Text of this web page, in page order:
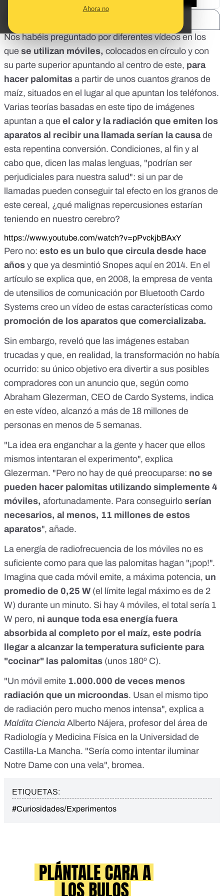
Ahora no
Nos habéis preguntado por diferentes vídeos en los
que se utilizan móviles, colocados en círculo y con
su parte superior apuntando al centro de este, para
hacer palomitas a partir de unos cuantos granos de
maíz, situados en el lugar al que apuntan los teléfonos.
Varias teorías basadas en este tipo de imágenes
apuntan a que el calor y la radiación que emiten los
aparatos al recibir una llamada serían la causade
esta repentina conversión. Condiciones, al fin y al
cabo que, dicen las malas lenguas, "podrían ser
perjudiciales para nuestra salud": si un par de
llamadas pueden conseguir tal efecto en los granos de
este cereal, ¿qué malignas repercusiones estarían
teniendo en nuestro cerebro?
https://www.youtube.com/watch?v=pPvckjbBAxY
Pero no: esto es un bulo que circula desde hace
años y que ya desmintió Snopes aquíen 2014. En el
artículo se explica que, en 2008, la empresa de venta
de utensilios de comunicación por Bluetooth Cardo
Systems creo un vídeo de estas características como
promoción de los aparatos que comercializaba.
Sin embargo, reveló que las imágenes estaban
trucadas y que, en realidad, la transformación no había
ocurrido: su único objetivo era divertir a sus posibles
compradores con un anuncio que, según como
Abraham Glezerman, CEO de Cardo Systems, indica
en este vídeo, alcanzó a más de 18 millones de
personas en menos de 5 semanas.
"La idea era enganchar a la gente y hacer que ellos
mismos intentaran el experimento", explica
Glezerman. "Pero no hay de qué preocuparse: no se
pueden hacer palomitas utilizando simplemente 4
móviles, afortunadamente. Para conseguirlo serían
necesarios, al menos, 11 millones de estos
aparatos", añade.
La energía de radiofrecuencia de los móviles no es
suficiente como para que las palomitas hagan "¡pop!".
Imagina que cada móvil emite, a máxima potencia, un
promedio de 0,25 W (el límite legal máximo es de 2
W) durante un minuto. Si hay 4 móviles, el total sería 1
W pero, ni aunque toda esa energía fuera
absorbida al completo por el maíz, este podría
llegar a alcanzar la temperatura suficiente para
"cocinar" las palomitas (unos 180º C).
"Un móvil emite 1.000.000 de veces menos
radiación que un microondas. Usan el mismo tipo
de radiación pero mucho menos intensa", explica a
Maldita Ciencia Alberto Nájera, profesor del área de
Radiología y Medicina Física en la Universidad de
Castilla-La Mancha. "Sería como intentar iluminar
Notre Dame con una vela", bromea.
ETIQUETAS:
#Curiosidades/Experimentos